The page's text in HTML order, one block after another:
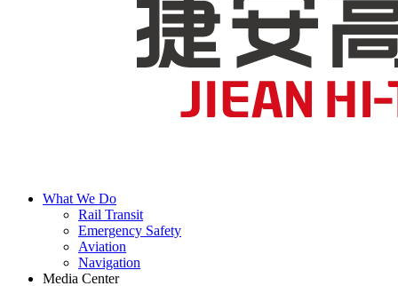
What We Do
Rail Transit
Emergency Safety
Aviation
Navigation
Media Center